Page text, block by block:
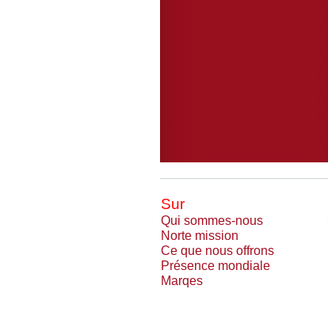
Sur
Qui sommes-nous
Norte mission
Ce que nous offrons
Présence mondiale
Marqes